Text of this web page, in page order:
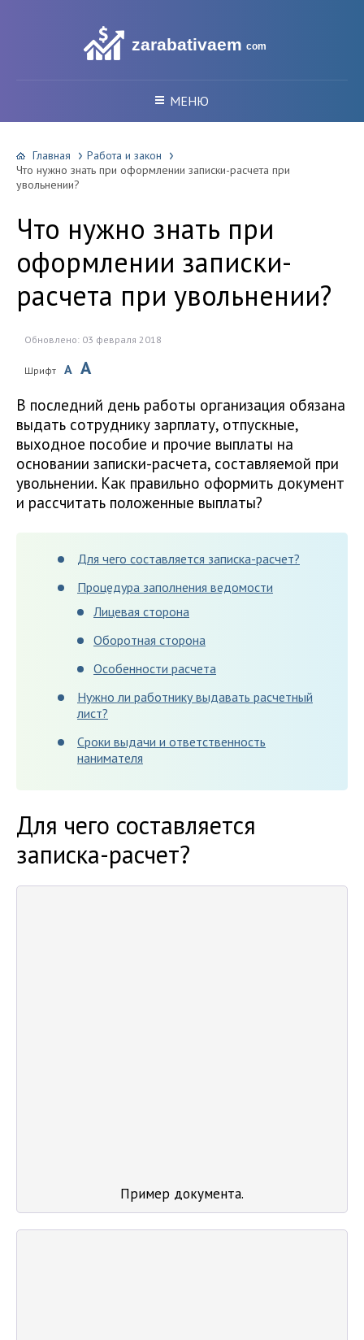
zarabativaem com
МЕНЮ
Главная
Работа и закон
Что нужно знать при оформлении записки-расчета при
увольнении?
Что нужно знать при
оформлении записки-
расчета при увольнении?
Обновлено: 03 февраля 2018
Шрифт A A
В последний день работы организация обязана
выдать сотруднику зарплату, отпускные,
выходное пособие и прочие выплаты на
основании записки-расчета, составляемой при
увольнении. Как правильно оформить документ
и рассчитать положенные выплаты?
Для чего составляется записка-расчет?
Процедура заполнения ведомости
Лицевая сторона
Оборотная сторона
Особенности расчета
Нужно ли работнику выдавать расчетный
лист?
Сроки выдачи и ответственность
нанимателя
Для чего составляется
записка-расчет?
Пример документа.